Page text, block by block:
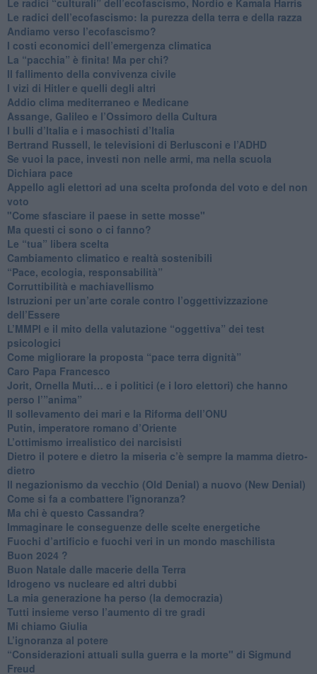
Le radici dell’ecofascismo: la purezza della terra e della razza
Andiamo verso l’ecofascismo?
I costi economici dell’emergenza climatica
​La “pacchia” è finita! Ma per chi?
​Il fallimento della convivenza civile
​I vizi di Hitler e quelli degli altri
Addio clima mediterraneo e Medicane
​Assange, Galileo e l’Ossimoro della Cultura
​I bulli d’Italia e i masochisti d’Italia
​Bertrand Russell, le televisioni di Berlusconi e l’ADHD
​Se vuoi la pace, investi non nelle armi, ma nella scuola
​Dichiara pace
​Appello agli elettori ad una scelta profonda del voto e del non
voto
"Come sfasciare il paese in sette mosse"
​Ma questi ci sono o ci fanno?
​Le “tua” libera scelta
Cambiamento climatico e realtà sostenibili
“Pace, ecologia, responsabilità”
​Corruttibilità e machiavellismo
Istruzioni per un’arte corale contro l’oggettivizzazione
dell’Essere
​L’MMPI e il mito della valutazione “oggettiva” dei test
psicologici
Come migliorare la proposta “pace terra dignità”
Caro Papa Francesco
​Jorit, Ornella Muti… e i politici (e i loro elettori) che hanno
perso l’”anima”
​Il sollevamento dei mari e la Riforma dell’ONU
Putin, imperatore romano d’Oriente
​L’ottimismo irrealistico dei narcisisti
​Dietro il potere e dietro la miseria c’è sempre la mamma dietro-
dietro
Il negazionismo da vecchio (Old Denial) a nuovo (New Denial)
Come si fa a combattere l'ignoranza?
Ma chi è questo Cassandra?
Immaginare le conseguenze delle scelte energetiche
​Fuochi d’artificio e fuochi veri in un mondo maschilista
Buon 2024 ?
​Buon Natale dalle macerie della Terra
​Idrogeno vs nucleare ed altri dubbi
​La mia generazione ha perso (la democrazia)
​Tutti insieme verso l’aumento di tre gradi
Mi chiamo Giulia
L’ignoranza al potere
​“Considerazioni attuali sulla guerra e la morte" di Sigmund
Freud